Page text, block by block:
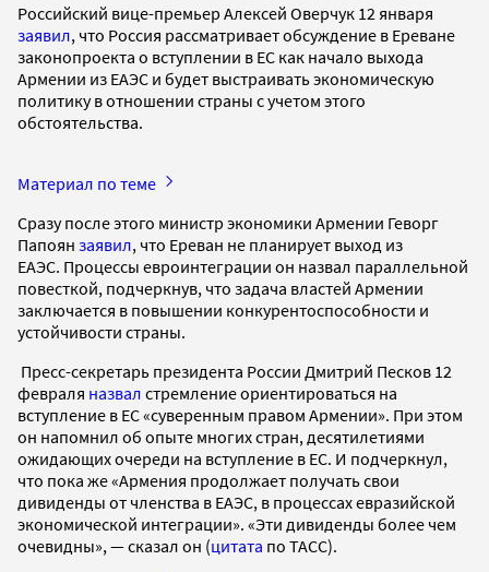
Российский вице-премьер Алексей Оверчук 12 января
заявил, что Россия рассматривает обсуждение в Ереване
законопроекта о вступлении в ЕС как начало выхода
Армении из ЕАЭС и будет выстраивать экономическую
политику в отношении страны с учетом этого
обстоятельства.
Материал по теме
Сразу после этого министр экономики Армении Геворг
Папоян заявил, что Ереван не планирует выход из
ЕАЭС. Процессы евроинтеграции он назвал параллельной
повесткой, подчеркнув, что задача властей Армении
заключается в повышении конкурентоспособности и
устойчивости страны.
Пресс-секретарь президента России Дмитрий Песков 12
февраля назвал стремление ориентироваться на
вступление в ЕС «суверенным правом Армении». При этом
он напомнил об опыте многих стран, десятилетиями
ожидающих очереди на вступление в ЕС. И подчеркнул,
что пока же «Армения продолжает получать свои
дивиденды от членства в ЕАЭС, в процессах евразийской
экономической интеграции». «Эти дивиденды более чем
очевидны», — сказал он (цитата по ТАСС).